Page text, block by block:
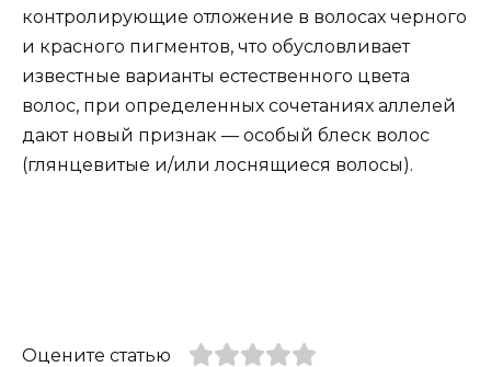
контролирующие отложение в волосах черного
и красного пигментов, что обусловливает
известные варианты естественного цвета
волос, при определенных сочетаниях аллелей
дают новый признак — особый блеск волос
(глянцевитые и/или лоснящиеся волосы).
Оцените статью